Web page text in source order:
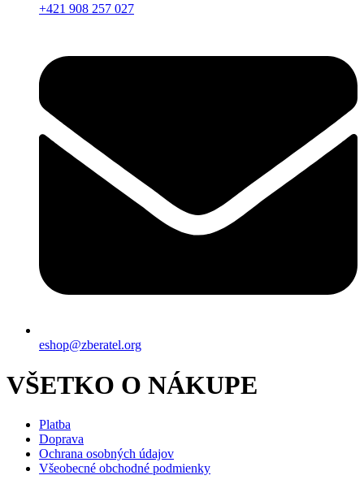
+421 908 257 027
eshop@zberatel.org
VŠETKO O NÁKUPE
Platba
Doprava
Ochrana osobných údajov
Všeobecné obchodné podmienky